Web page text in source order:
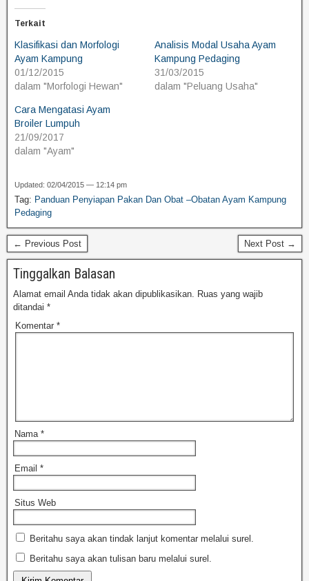
Terkait
Klasifikasi dan Morfologi
Ayam Kampung
01/12/2015
dalam "Morfologi Hewan"
Analisis Modal Usaha Ayam
Kampung Pedaging
31/03/2015
dalam "Peluang Usaha"
Cara Mengatasi Ayam
Broiler Lumpuh
21/09/2017
dalam "Ayam"
Updated: 02/04/2015 — 12:14 pm
Tag: Panduan Penyiapan Pakan Dan Obat –Obatan Ayam Kampung
Pedaging
← Previous Post Next Post →
Tinggalkan Balasan
Alamat email Anda tidak akan dipublikasikan. Ruas yang wajib
ditandai *
Komentar *
Nama *
Email *
Situs Web
Beritahu saya akan tindak lanjut komentar melalui surel.
Beritahu saya akan tulisan baru melalui surel.